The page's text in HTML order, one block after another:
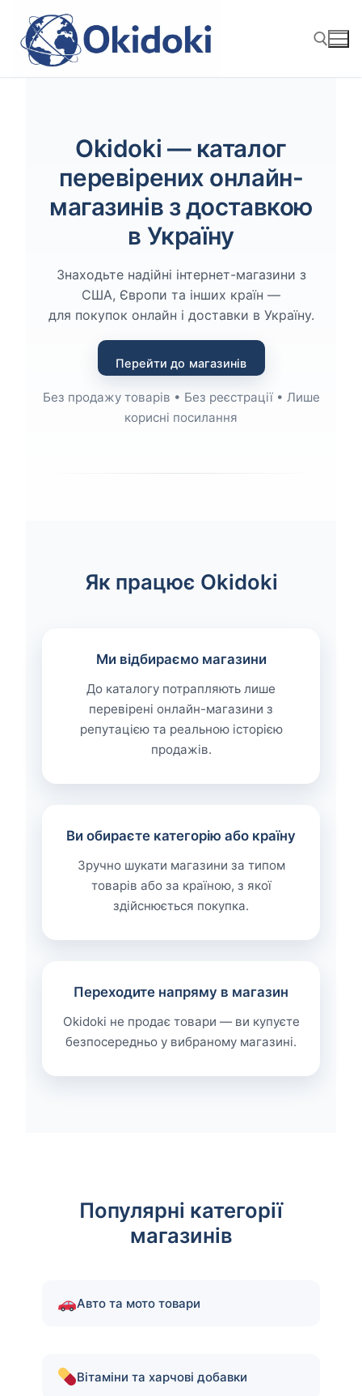
содержимому
Okidoki — каталог
перевірених онлайн-
магазинів з доставкою
в Україну
Знаходьте надійні інтернет-магазини з
США, Європи та інших країн —
для покупок онлайн і доставки в Україну.
Перейти до магазинів
Без продажу товарів • Без реєстрації • Лише
корисні посилання
Як працює Okidoki
Ми відбираємо магазини
До каталогу потрапляють лише
перевірені онлайн-магазини з
репутацією та реальною історією
продажів.
Ви обираєте категорію або країну
Зручно шукати магазини за типом
товарів або за країною, з якої
здійснюється покупка.
Переходите напряму в магазин
Okidoki не продає товари — ви купуєте
безпосередньо у вибраному магазині.
Популярні категорії
магазинів
Авто та мото товари
Вітаміни та харчові добавки